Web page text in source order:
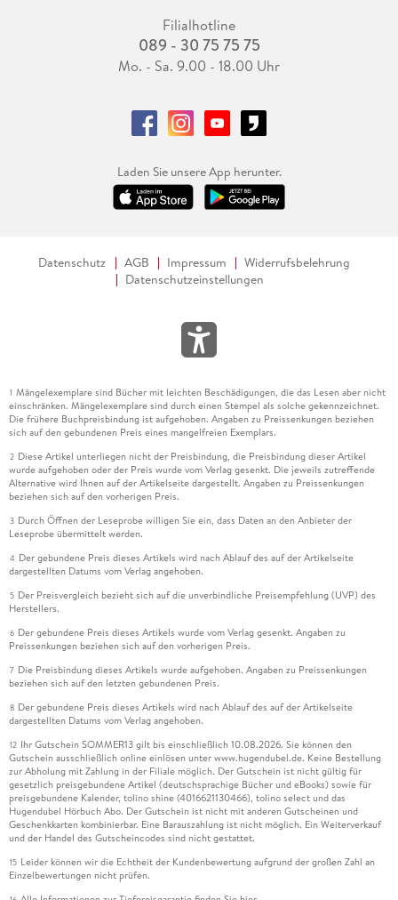
Filialhotline
089 - 30 75 75 75
Mo. - Sa. 9.00 - 18.00 Uhr
Laden Sie unsere App herunter.
Datenschutz AGB Impressum
Widerrufsbelehrung
Datenschutzeinstellungen
1 Mängelexemplare sind Bücher mit leichten Beschädigungen, die das Lesen aber nicht
einschränken. Mängelexemplare sind durch einen Stempel als solche gekennzeichnet.
Die frühere Buchpreisbindung ist aufgehoben. Angaben zu Preissenkungen beziehen
sich auf den gebundenen Preis eines mangelfreien Exemplars.
2 Diese Artikel unterliegen nicht der Preisbindung, die Preisbindung dieser Artikel
wurde aufgehoben oder der Preis wurde vom Verlag gesenkt. Die jeweils zutreffende
Alternative wird Ihnen auf der Artikelseite dargestellt. Angaben zu Preissenkungen
beziehen sich auf den vorherigen Preis.
3 Durch Öffnen der Leseprobe willigen Sie ein, dass Daten an den Anbieter der
Leseprobe übermittelt werden.
4 Der gebundene Preis dieses Artikels wird nach Ablauf des auf der Artikelseite
dargestellten Datums vom Verlag angehoben.
5 Der Preisvergleich bezieht sich auf die unverbindliche Preisempfehlung (UVP) des
Herstellers.
6 Der gebundene Preis dieses Artikels wurde vom Verlag gesenkt. Angaben zu
Preissenkungen beziehen sich auf den vorherigen Preis.
7 Die Preisbindung dieses Artikels wurde aufgehoben. Angaben zu Preissenkungen
beziehen sich auf den letzten gebundenen Preis.
8 Der gebundene Preis dieses Artikels wird nach Ablauf des auf der Artikelseite
dargestellten Datums vom Verlag angehoben.
12 Ihr Gutschein SOMMER13 gilt bis einschließlich 10.08.2026. Sie können den
Gutschein ausschließlich online einlösen unter www.hugendubel.de. Keine Bestellung
zur Abholung mit Zahlung in der Filiale möglich. Der Gutschein ist nicht gültig für
gesetzlich preisgebundene Artikel (deutschsprachige Bücher und eBooks) sowie für
preisgebundene Kalender, tolino shine (4016621130466), tolino select und das
Hugendubel Hörbuch Abo. Der Gutschein ist nicht mit anderen Gutscheinen und
Geschenkkarten kombinierbar. Eine Barauszahlung ist nicht möglich. Ein Weiterverkauf
und der Handel des Gutscheincodes sind nicht gestattet.
15 Leider können wir die Echtheit der Kundenbewertung aufgrund der großen Zahl an
Einzelbewertungen nicht prüfen.